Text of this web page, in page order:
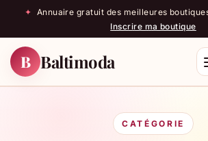
✦ Annuaire gratuit des meilleures
Inscrire ma boutique
B Baltimoda
CATÉGORIE